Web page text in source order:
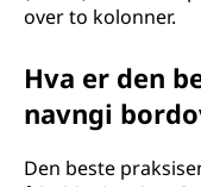
over to kolonner.
Hva er den
navngi
Den beste